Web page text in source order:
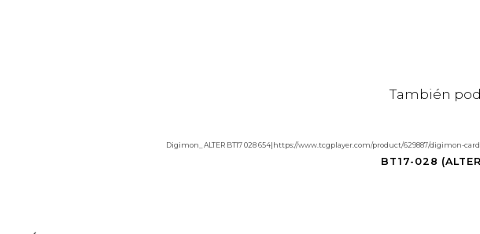
También
Digimon_ALTER BT17 028 654|https://www.tcgplayer.com/product/629887/digimon-
BT17-028